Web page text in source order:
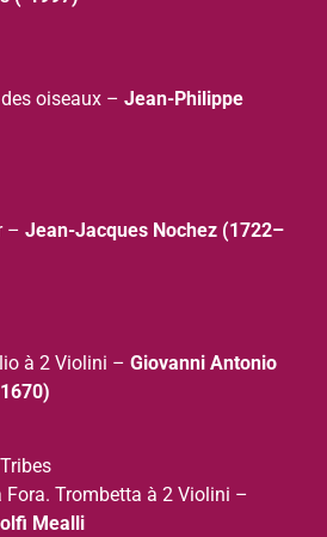
oiseaux – Jean-Philippe
– Jean-Jacques Nochez (1722–
à 2 Violini – Giovanni Antonio
Fora. Trombetta à 2 Violini –
Mealli